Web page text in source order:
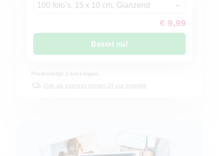
100 foto’s, 15 x 10 cm, Glanzend
€ 9,99
Bestel nu!
Productietijd 2 werkdagen
Ook als express binnen 24 uur mogelijk